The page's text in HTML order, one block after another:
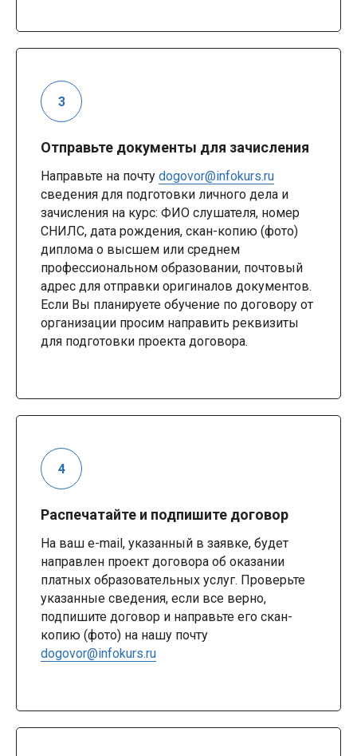
Отправьте документы для зачисления
Направьте на почту dogovor@infokurs.ru
сведения для подготовки личного дела и
зачисления на курс: ФИО слушателя, номер
СНИЛС, дата рождения, скан-копию (фото)
диплома о высшем или среднем
профессиональном образовании, почтовый
адрес для отправки оригиналов документов.
Если Вы планируете обучение по договору от
организации просим направить реквизиты
для подготовки проекта договора.
Распечатайте и подпишите договор
На ваш e-mail, указанный в заявке, будет
направлен проект договора об оказании
платных образовательных услуг. Проверьте
указанные сведения, если все верно,
подпишите договор и направьте его скан-
копию (фото) на нашу почту
dogovor@infokurs.ru